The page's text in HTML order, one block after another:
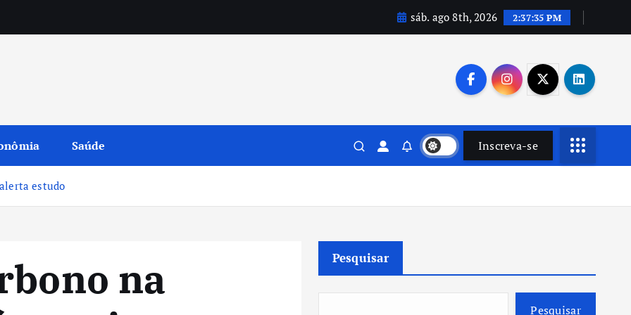
sáb. ago 8th, 2026 2:37:37 PM
Saúde Inscreva-se
estudo
na
Pesquisar
Pesquisar